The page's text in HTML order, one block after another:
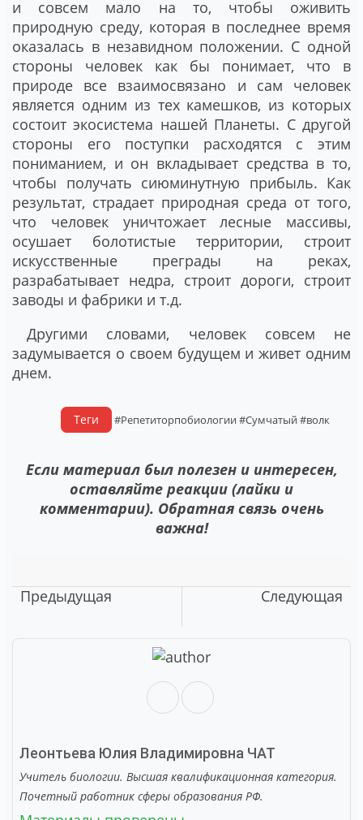
и совсем мало на то, чтобы оживить
природную среду, которая в последнее время
оказалась в незавидном положении. С одной
стороны человек как бы понимает, что в
природе все взаимосвязано и сам человек
является одним из тех камешков, из которых
состоит экосистема нашей Планеты. С другой
стороны его поступки расходятся с этим
пониманием, и он вкладывает средства в то,
чтобы получать сиюминутную прибыль. Как
результат, страдает природная среда от того,
что человек уничтожает лесные массивы,
осушает болотистые территории, строит
искусственные преграды на реках,
разрабатывает недра, строит дороги, строит
заводы и фабрики и т.д.
Другими словами, человек совсем не
задумывается о своем будущем и живет одним
днем.
Теги #Репетиторпобиологии#Сумчатый#волк
Если материал был полезен и интересен,
оставляйте реакции (лайки и
комментарии). Обратная связь очень
важна!
Предыдущая Следующая
Леонтьева Юлия Владимировна ЧАТ
Учитель биологии. Высшая квалификационная категория.
Почетный работник сферы образования РФ.